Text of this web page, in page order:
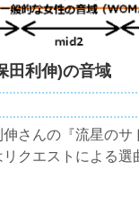
田利伸)の音域
さんの『流星の
クエストによる選